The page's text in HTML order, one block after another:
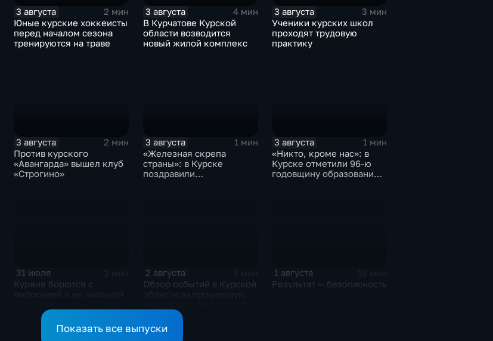
3 августа
2 мин
Юные курские хоккеисты
перед началом сезона
тренируются на траве
3 августа
4 мин
В Курчатове Курской
области возводится
новый жилой комплекс
3 августа
3 мин
Ученики курских школ
проходят трудовую
практику
3 августа
2 мин
Против курского
«Авангарда» вышел клуб
«Строгино»
3 августа
1 мин
«Железная скрепа
страны»: в Курске
поздравили
3 августа
1 мин
«Никто, кроме нас»: в
Курске отметили 96-ю
годовщину образования
31 июля
Куряне борются с
2 августа
Обзор событий в Курской
ведомства
1 августа
Результат — безопасность
Показать все выпуски